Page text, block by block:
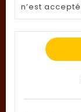
n’est